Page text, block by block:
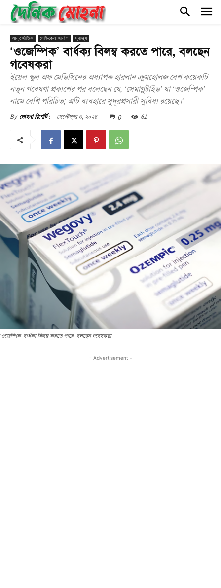
আন্তর্জাতিক মেডিকেল জার্নাল স্বাস্থ্য
‘ওজেম্পিক’ বার্ধক্য বিলম্ব করতে পারে, বলছেন
গবেষকরা
ইয়েল স্কুল অফ মেডিসিনের অধ্যাপক হারলান ক্রুমহোলজ বেশ কয়েকটি
নতুন গবেষণা প্রকাশের পর বলেছেন যে, ‘সেমাগ্লুটাইড’ যা ‘ওজেম্পিক’
নামে বেশি পরিচিত; এটি ব্যবহারে সুদূরপ্রসারী সুবিধা রয়েছে।’
By মোহনা রিপোর্ট : সেপ্টেম্বর ৩, ২০২৪ 0 61
‘ওজেম্পিক’ বার্ধক্য বিলম্ব করতে পারে, বলছেন গবেষকরা
- Advertisement -